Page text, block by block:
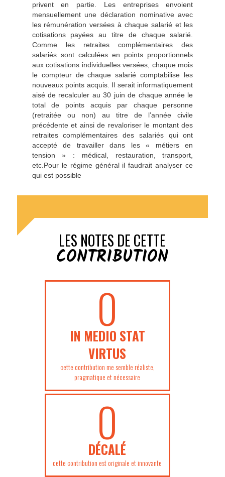
privent en partie. Les entreprises envoient
mensuellement une déclaration nominative avec
les rémunération versées à chaque salarié et les
cotisations payées au titre de chaque salarié.
Comme les retraites complémentaires des
salariés sont calculées en points proportionnels
aux cotisations individuelles versées, chaque mois
le compteur de chaque salarié comptabilise les
nouveaux points acquis. Il serait informatiquement
aisé de recalculer au 30 juin de chaque année le
total de points acquis par chaque personne
(retraitée ou non) au titre de l’année civile
précédente et ainsi de revaloriser le montant des
retraites complémentaires des salariés qui ont
accepté de travailler dans les « métiers en
tension » : médical, restauration, transport,
etc.Pour le régime général il faudrait analyser ce
qui est possible
LES NOTES DE CETTE
CONTRIBUTION
0
IN MEDIO STAT
VIRTUS
cette contribution me semble réaliste,
pragmatique et nécessaire
0
DÉCALÉ
cette contribution est originale et innovante